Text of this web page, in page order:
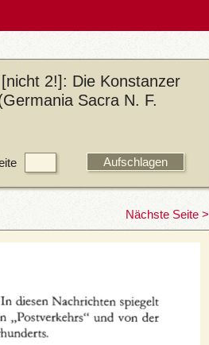
2!]: Die Konstanzer
Sacra N. F.
Nächste Seite >